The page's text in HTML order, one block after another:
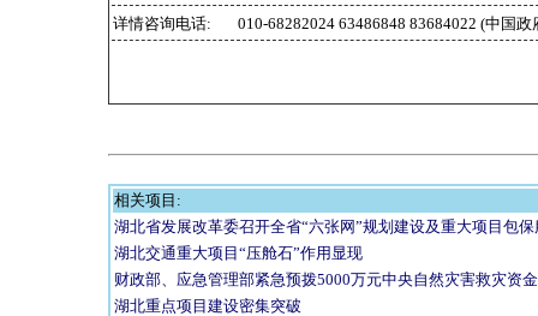
详情咨询电话:
010-68282024 63486848 83684022 (中国
相关项目:
湖北省发展改革委召开全省“六张网”规划建设及重大项目包
湖北交通重大项目“压舱石”作用显现
财政部、应急管理部紧急预拨5000万元中央自然灾害救灾资金
湖北重点项目建设密集突破